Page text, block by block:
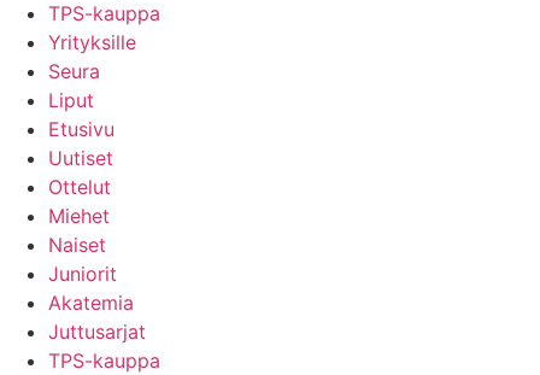
TPS-kauppa
Yrityksille
Seura
Liput
Etusivu
Uutiset
Ottelut
Miehet
Naiset
Juniorit
Akatemia
Juttusarjat
TPS-kauppa